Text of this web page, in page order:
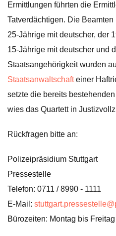
Ermittlungen führten die
Tatverdächtigen. Die
25-Jährige mit deutscher, der
15-Jährige mit deutscher und
Staatsangehörigkeit wurden
Staatsanwaltschafteiner
setzte die bereits
wies das Quartett in
Rückfragen bitte an:
Polizeipräsidium Stuttgart
Pressestelle
Telefon: 0711 / 8990 - 1111
E-Mail:
Bürozeiten: Montag bis